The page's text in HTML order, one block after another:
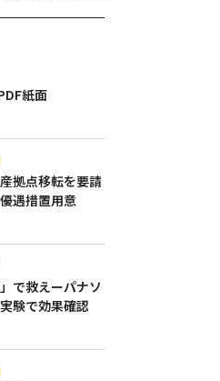
紙面
拠点移転を要請
遇措置用意
で救えーパナソ
験で効果確認